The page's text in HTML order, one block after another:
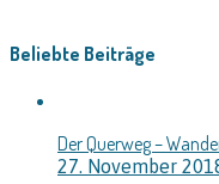
Beliebte Beiträge
Der Querweg –
27. November